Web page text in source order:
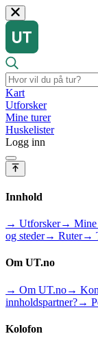
Kart
Utforsker
Mine turer
Huskelister
Logg inn
Innhold
→ Utforsker→ Mine
og steder→ Ruter→
Om UT.no
→ Om UT.no→
innholdspartner?→
Kolofon